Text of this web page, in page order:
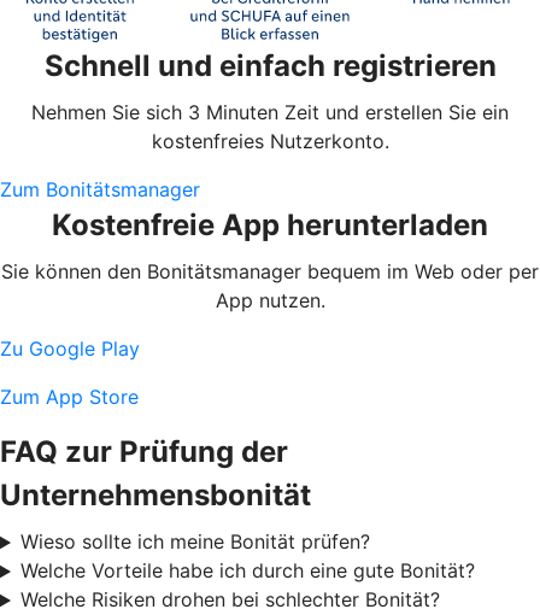
Schnell und einfach registrieren
Nehmen Sie sich 3 Minuten Zeit und erstellen Sie ein
kostenfreies Nutzerkonto.
Zum Bonitätsmanager
Kostenfreie App herunterladen
Sie können den Bonitätsmanager bequem im Web oder per
App nutzen.
Zu Google Play
Zum App Store
FAQ zur Prüfung der
Unternehmensbonität
Wieso sollte ich meine Bonität prüfen?
Welche Vorteile habe ich durch eine gute Bonität?
Welche Risiken drohen bei schlechter Bonität?